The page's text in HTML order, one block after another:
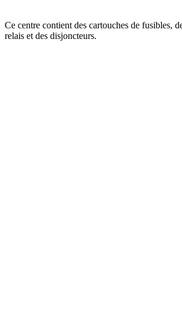
Ce centre contient des cartouches de fusibles,
relais et des disjoncteurs.